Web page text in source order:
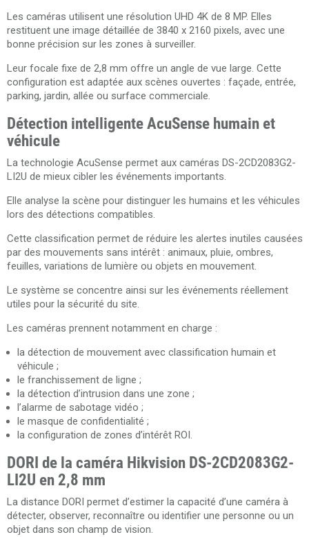
Les caméras utilisent une résolution UHD 4K de 8 MP. Elles
restituent une image détaillée de 3840 x 2160 pixels, avec une
bonne précision sur les zones à surveiller.
Leur focale fixe de 2,8 mm offre un angle de vue large. Cette
configuration est adaptée aux scènes ouvertes : façade, entrée,
parking, jardin, allée ou surface commerciale.
Détection intelligente AcuSense humain et
véhicule
La technologie AcuSense permet aux caméras DS-2CD2083G2-
LI2U de mieux cibler les événements importants.
Elle analyse la scène pour distinguer les humains et les véhicules
lors des détections compatibles.
Cette classification permet de réduire les alertes inutiles causées
par des mouvements sans intérêt : animaux, pluie, ombres,
feuilles, variations de lumière ou objets en mouvement.
Le système se concentre ainsi sur les événements réellement
utiles pour la sécurité du site.
Les caméras prennent notamment en charge :
la détection de mouvement avec classification humain et
véhicule ;
le franchissement de ligne ;
la détection d’intrusion dans une zone ;
l’alarme de sabotage vidéo ;
le masque de confidentialité ;
la configuration de zones d’intérêt ROI.
DORI de la caméra Hikvision DS-2CD2083G2-
LI2U en 2,8 mm
La distance DORI permet d’estimer la capacité d’une caméra à
détecter, observer, reconnaître ou identifier une personne ou un
objet dans son champ de vision.